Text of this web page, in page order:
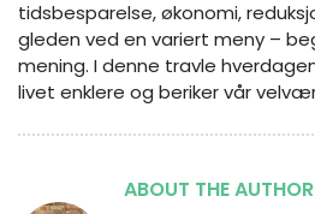
tidsbesparelse, økonomi,
gleden ved en variert meny –
mening. I denne travle
livet enklere og beriker vår
ABOUT THE AUTHOR